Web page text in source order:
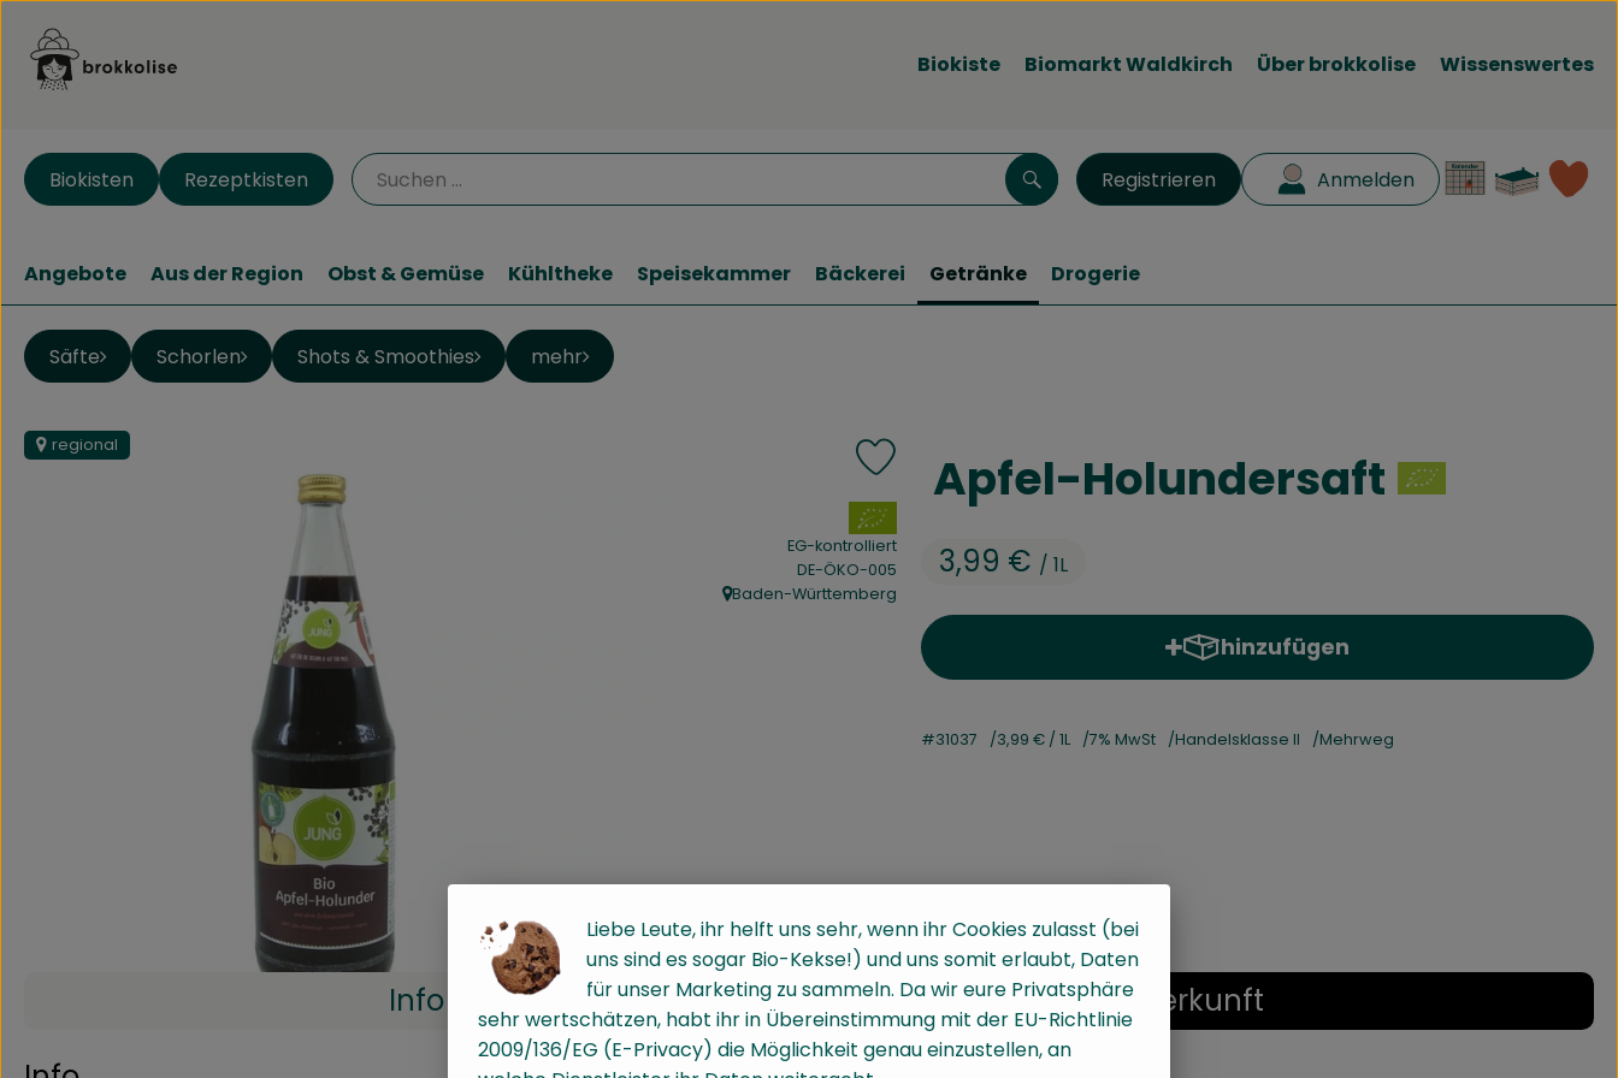
Biokiste Biomarkt Waldkirch Über brokkolise Wissenswertes
Registrieren Anmelden
Suchen
Biokisten Rezeptkisten
Angebote Aus der Region Obst & Gemüse Kühltheke Speisekammer Bäckerei Getränke Drogerie
Säfte Schorlen Shots & Smoothies mehr
Apfel-Holundersaft
3,99 € / 1L
regional
Produkt zu Favouriten hinzufügen
, Verband:
EG-kontrolliert
, Kontrollstelle:
DE-ÖKO-005
, Herkunft:
Baden-Württemberg
hinzufügen
Produkt zum Warenkorb hinzufügen
#31037 3,99 € / 1L 7% MwSt Handelsklasse II Mehrweg
Info
Herkunft
Liebe Leute, ihr helft uns sehr, wenn ihr Cookies zulasst (bei
uns sind es sogar Bio-Kekse!) und uns somit erlaubt, Daten
für unser Marketing zu sammeln. Da wir eure Privatsphäre
sehr wertschätzen, habt ihr in Übereinstimmung mit der EU-Richtlinie
2009/136/EG (E-Privacy) die Möglichkeit genau einzustellen, an